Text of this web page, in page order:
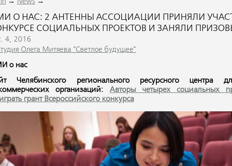
News
О НАС: 2 АНТЕННЫ АССОЦИАЦИИ ПРИНЯЛИ
СОЦИАЛЬНЫХ ПРОЕКТОВ И ЗАНЯЛИ
4, 2016
Олега Митяева "Светлое будущее"
о нас
Челябинского регионального ресурсного центра
организаций: Авторы четырех социальных
грант Всероссийского конкурса